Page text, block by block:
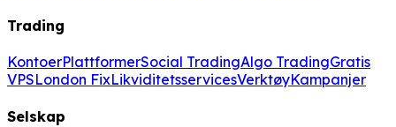
Trading
KontoerPlattformerSocial TradingAlgo TradingGratis
VPSLondon FixLikviditetsservicesVerktøyKampanjer
Selskap